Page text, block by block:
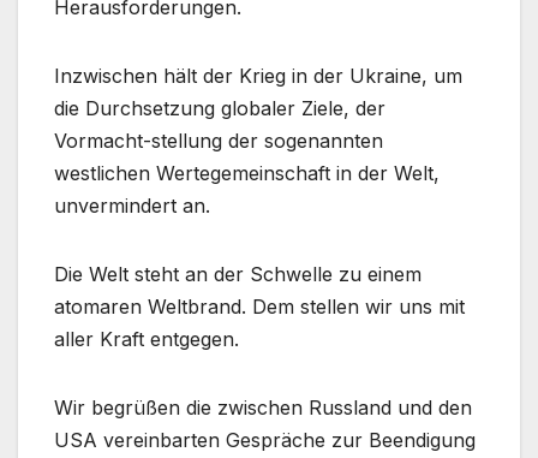
Herausforderungen.
Inzwischen hält der Krieg in der Ukraine, um
die Durchsetzung globaler Ziele, der
Vormacht-stellung der sogenannten
westlichen Wertegemeinschaft in der Welt,
unvermindert an.
Die Welt steht an der Schwelle zu einem
atomaren Weltbrand. Dem stellen wir uns mit
aller Kraft entgegen.
Wir begrüßen die zwischen Russland und den
USA vereinbarten Gespräche zur Beendigung